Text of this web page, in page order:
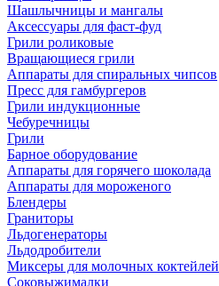
Шашлычницы и мангалы
Аксессуары для фаст-фуд
Грили роликовые
Вращающиеся грили
Аппараты для спиральных чипсов
Пресс для гамбургеров
Грили индукционные
Чебуречницы
Грили
Барное оборудование
Аппараты для горячего шоколада
Аппараты для мороженого
Блендеры
Граниторы
Льдогенераторы
Льдодробители
Миксеры для молочных коктейлей
Соковыжималки